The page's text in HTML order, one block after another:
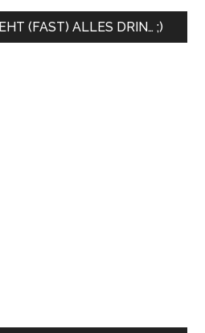
(FAST) ALLES DRIN… ;)